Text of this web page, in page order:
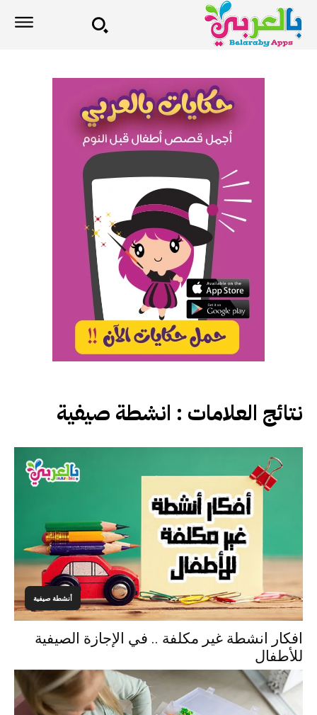
نتائج العلامات : انشطة صيفية
أنشطة صيفية
افكار انشطة غير مكلفة .. في الإجازة الصيفية
للأطفال